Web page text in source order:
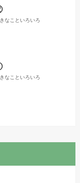
なこといろいろ
なこといろいろ